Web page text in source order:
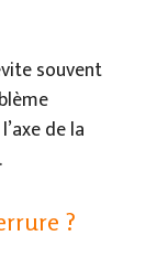
souvent
de la
?